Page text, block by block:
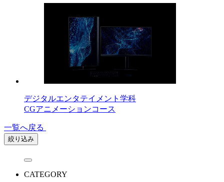
デジタルエンタテイメント学科
CGアニメーションコース
一覧へ戻る
絞り込み
CATEGORY